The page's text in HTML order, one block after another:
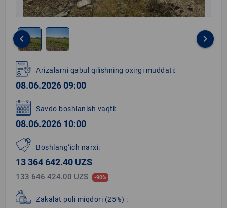
1
of
2
keyboard_arrow_left keyboard_arrow_right
Arizalarni qabul qilishning oxirgi muddati:
08.06.2026 09:00
Savdo boshlanish vaqti:
08.06.2026 10:00
Boshlang‘ich narxi:
13 364 642.40 UZS
133 646 424.00 UZS -90%
Zakalat puli miqdori (25%) :